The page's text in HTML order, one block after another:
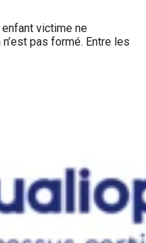
enfant victime ne
pas formé. Entre les